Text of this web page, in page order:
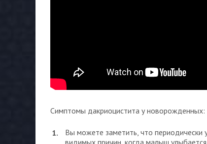
Симптомы дакриоцистита у новорожденных:
Вы можете заметить, что периодически
видимых причин, когда малыш